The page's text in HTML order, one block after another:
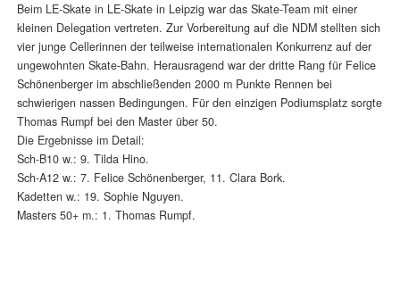
Beim LE-Skate in LE-Skate in Leipzig war das Skate-Team mit einer
kleinen Delegation vertreten. Zur Vorbereitung auf die NDM stellten sich
vier junge Cellerinnen der teilweise internationalen Konkurrenz auf der
ungewohnten Skate-Bahn. Herausragend war der dritte Rang für Felice
Schönenberger im abschließenden 2000 m Punkte Rennen bei
schwierigen nassen Bedingungen. Für den einzigen Podiumsplatz sorgte
Thomas Rumpf bei den Master über 50.
Die Ergebnisse im Detail:
Sch-B10 w.: 9. Tilda Hino.
Sch-A12 w.: 7. Felice Schönenberger, 11. Clara Bork.
Kadetten w.: 19. Sophie Nguyen.
Masters 50+ m.: 1. Thomas Rumpf.